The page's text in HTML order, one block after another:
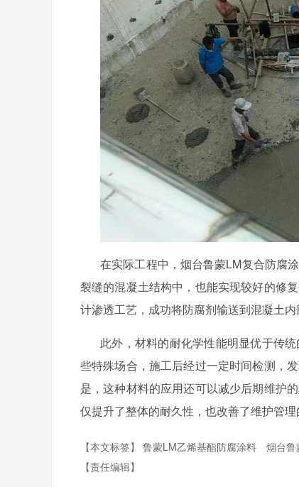
在实际工程中，烟台鲁蒙LM复合防腐
裂缝的混凝土结构中，也能实现较好的修
计渗透工艺，成功将防腐剂输送到混凝土
此外，材料的耐化学性能明显优于传
些特殊场合，施工后经过一定时间检测，
是，这种材料的应用还可以减少后期维护
仅提升了整体的耐久性，也改善了维护管理
【本文标签】 鲁蒙LM乙烯基酯防腐涂料 烟台鲁
【责任编辑】